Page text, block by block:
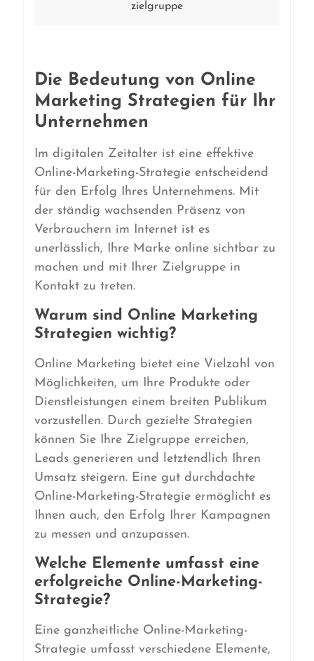
zielgruppe
Die Bedeutung von Online
Marketing Strategien für Ihr
Unternehmen
Im digitalen Zeitalter ist eine effektive
Online-Marketing-Strategie entscheidend
für den Erfolg Ihres Unternehmens. Mit
der ständig wachsenden Präsenz von
Verbrauchern im Internet ist es
unerlässlich, Ihre Marke online sichtbar zu
machen und mit Ihrer Zielgruppe in
Kontakt zu treten.
Warum sind Online Marketing
Strategien wichtig?
Online Marketing bietet eine Vielzahl von
Möglichkeiten, um Ihre Produkte oder
Dienstleistungen einem breiten Publikum
vorzustellen. Durch gezielte Strategien
können Sie Ihre Zielgruppe erreichen,
Leads generieren und letztendlich Ihren
Umsatz steigern. Eine gut durchdachte
Online-Marketing-Strategie ermöglicht es
Ihnen auch, den Erfolg Ihrer Kampagnen
zu messen und anzupassen.
Welche Elemente umfasst eine
erfolgreiche Online-Marketing-
Strategie?
Eine ganzheitliche Online-Marketing-
Strategie umfasst verschiedene Elemente,